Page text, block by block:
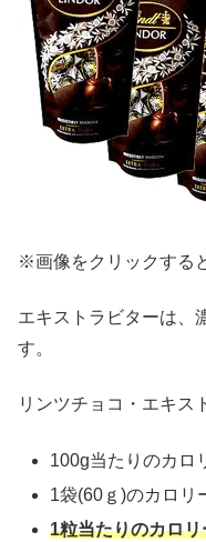
※画像をクリックする
エキストラビターは、
す。
リンツチョコ・エキス
100g当たりのカロ
1袋(60ｇ)のカロリ
1粒当たりのカロ